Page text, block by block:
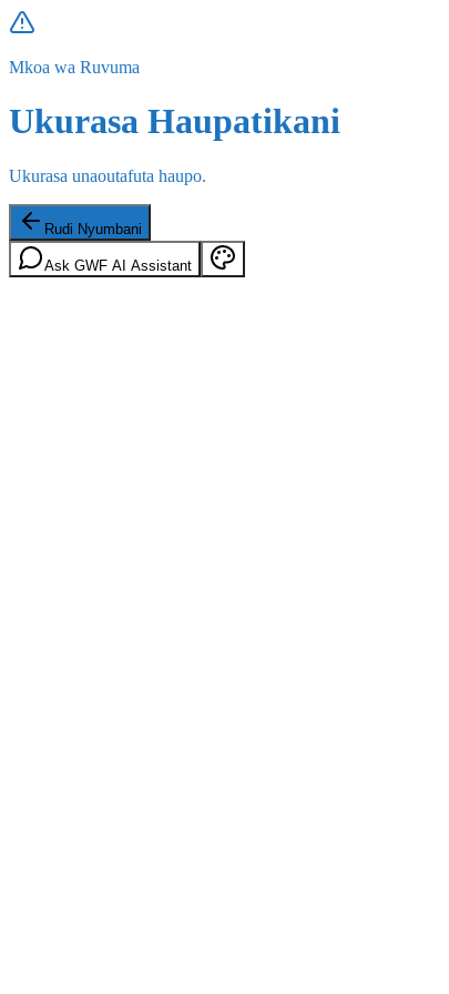
Mkoa wa Ruvuma
Ukurasa Haupatikani
Ukurasa unaoutafuta haupo.
Rudi Nyumbani
Ask GWF AI Assistant